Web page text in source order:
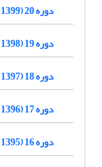
دوره 20 (1399)
دوره 19 (1398)
دوره 18 (1397)
دوره 17 (1396)
دوره 16 (1395)